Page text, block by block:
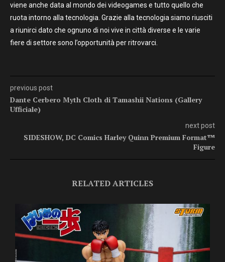
viene anche data al mondo dei videogames e tutto quello che
ruota intorno alla tecnologia. Grazie alla tecnologia siamo riusciti
a riunirci dato che ognuno di noi vive in città diverse e le varie
fiere di settore sono l’opportunità per ritrovarci.
previous post
Dante Cerbero Myth Cloth di Tamashii Nations (Gallery
Ufficiale)
next post
SIDESHOW, DC Comics Harley Quinn Premium Format™
Figure
RELATED ARTICLES